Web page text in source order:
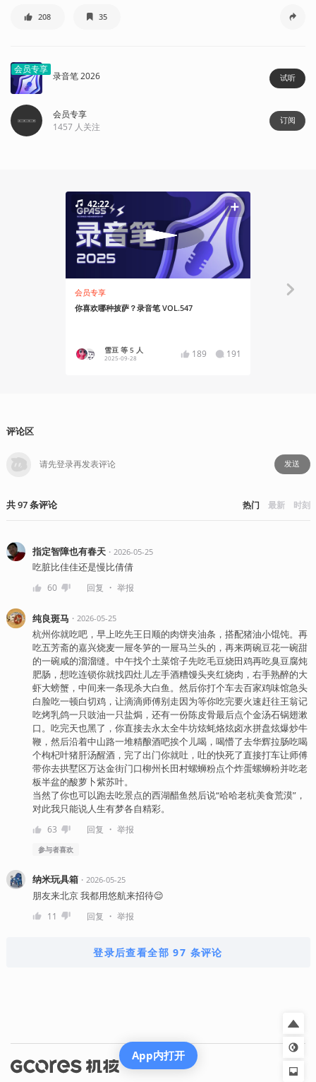
208 35
会员专享
录音笔 2026 试听
会员专享
1457 人关注
订阅
42:22
会员专享
你喜欢哪种披萨？录音笔 VOL.547
雪豆 等 5 人
2025-09-28 189 191
会员专享
评论区
发送
共97条评论 热门 最新 时刻
指定智障也有春天・ 2026-05-25
吃脏比佳佳还是慢比倩倩
60 回复 ・ 举报
纯良斑马 ・ 2026-05-25
杭州你就吃吧，早上吃先王日顺的肉饼夹油条，搭配猪油小馄饨。再
吃五芳斋的嘉兴烧麦一屉冬笋的一屉马兰头的，再来两碗豆花一碗甜
的一碗咸的溜溜缝。中午找个土菜馆子先吃毛豆烧田鸡再吃臭豆腐炖
肥肠，想吃连锁你就找四灶儿左手酒糟馒头夹红烧肉，右手熟醉的大
虾大螃蟹，中间来一条现杀大白鱼。然后你打个车去百家鸡味馆急头
白脸吃一顿白切鸡，让滴滴师傅别走因为等你吃完要火速赶往王翁记
吃烤乳鸽一只豉油一只盐焗，还有一份陈皮骨最后点个金汤石锅翅漱
口。吃完天也黑了，你直接去永太全牛坊炫蚝烙炫卤水拼盘炫爆炒牛
鞭，然后沿着中山路一堆精酿酒吧挨个儿喝，喝懵了去华辉拉肠吃喝
个枸杞叶猪肝汤醒酒，完了出门你就吐，吐的快死了直接打车让师傅
带你去拱墅区万达金街门口柳州长田村螺蛳粉点个炸蛋螺蛳粉并吃老
板半盆的酸萝卜紫苏叶。
当然了你也可以跑去吃景点的西湖醋鱼然后说“哈哈老杭美食荒漠”，
对此我只能说人生有梦各自精彩。
63 回复 ・ 举报
参与者喜欢
纳米玩具箱・ 2026-05-25
朋友来北京 我都用悠航来招待😌
11 回复 ・ 举报
登录后查看全部 97 条评论
App内打开